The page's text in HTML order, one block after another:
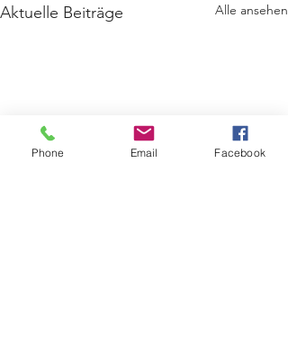
Aktuelle Beiträge Alle ansehen
Phone Email Facebook